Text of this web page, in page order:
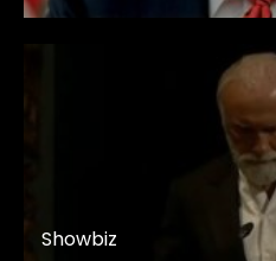
Showbiz